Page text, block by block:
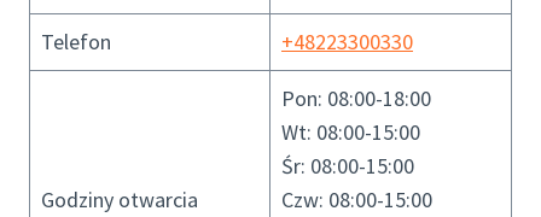
Telefon +48223300330
Godziny otwarcia
Pon: 08:00-18:00
Wt: 08:00-15:00
Śr: 08:00-15:00
Czw: 08:00-15:00